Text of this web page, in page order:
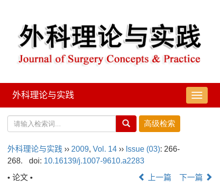
导
航
外科理论与实践
外科理论与实践 ›› 2009, Vol. 14 ›› Issue (03): 266-
268.
doi: 10.16139/j.1007-9610.a2283
• 论文 •
上一篇 下一篇